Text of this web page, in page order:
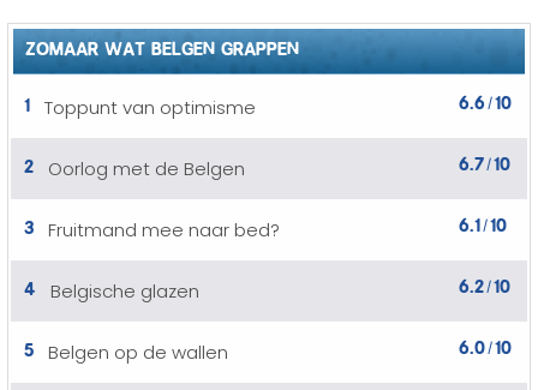
ZOMAAR WAT BELGEN GRAPPEN
1 Toppunt van optimisme 6.6 /10
2 Oorlog met de Belgen 6.7/10
3 Fruitmand mee naar bed? 6.1/10
4 Belgische glazen 6.2/10
5 Belgen op de wallen 6.0/10